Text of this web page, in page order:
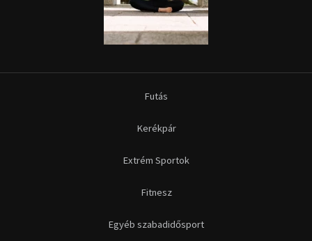
Futás
Kerékpár
Extrém Sportok
Fitnesz
Egyéb szabadidősport